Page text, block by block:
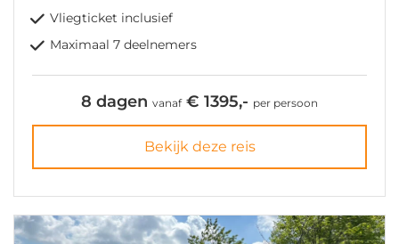
Vliegticket inclusief
Maximaal 7 deelnemers
8 dagen vanaf€ 1395,- per persoon
Bekijk deze reis